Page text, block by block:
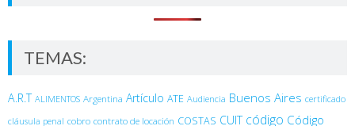
TEMAS:
A.R.T ALIMENTOS Argentina Artículo ATE Audiencia Buenos Aires certificado
cláusula penal cobro contrato de locación COSTAS CUIT código Código